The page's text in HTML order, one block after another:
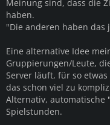
Meinung sind, dass die
haben.
"Die anderen haben das
Eine alternative Idee
Gruppierungen/Leute,
Server läuft, für so
das schon viel zu
Alternativ, automatische
Spielstunden.